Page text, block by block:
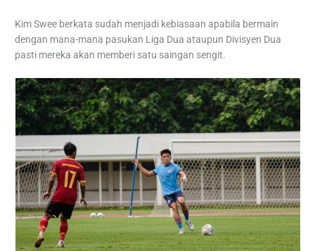
Kim Swee berkata sudah menjadi kebiasaan apabila bermain
dengan mana-mana pasukan Liga Dua ataupun Divisyen Dua
pasti mereka akan memberi satu saingan sengit.